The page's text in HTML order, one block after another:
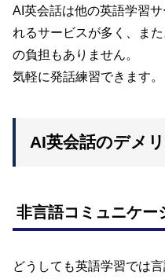
AI英会話は他の英語学習
れるサービスが多く、ま
の負担もありません。
気軽に発話練習できます。
AI英会話のデメ
非言語コミュニケー
どうしても英語学習では